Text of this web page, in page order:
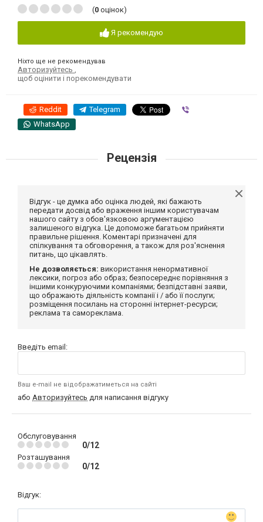
(0 оцінок)
Я рекомендую
Ніхто ще не рекомендував
Авторизуйтесь ,
щоб оцінити і порекомендувати
Reddit Telegram
WhatsApp
Рецензія
Відгук - це думка або оцінка людей, які бажають
передати досвід або враження іншим користувачам
нашого сайту з обов'язковою аргументацією
залишеного відгука. Це допоможе багатьом прийняти
правильне рішення. Коментарі призначені для
спілкування та обговорення, а також для роз'яснення
питань, що цікавлять.
Не дозволяється: використання ненормативної
лексики, погроз або образ; безпосереднє порівняння з
іншими конкуруючими компаніями; безпідставні заяви,
що ображають діяльність компанії і / або її послуги;
розміщення посилань на сторонні інтернет-ресурси;
реклама та самореклама.
Введіть email:
Ваш e-mail не відображатиметься на сайті
або Авторизуйтесь для написання відгуку
Обслуговування
0/12
Розташування
0/12
Відгук: